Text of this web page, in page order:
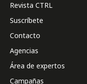
Revista CTRL
Suscríbete
Contacto
Agencias
Área de expertos
Campañas